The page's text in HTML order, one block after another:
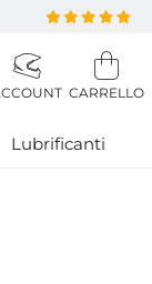
Lubrificanti